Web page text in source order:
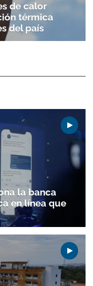
de calor
térmica
del país
la banca
en línea que